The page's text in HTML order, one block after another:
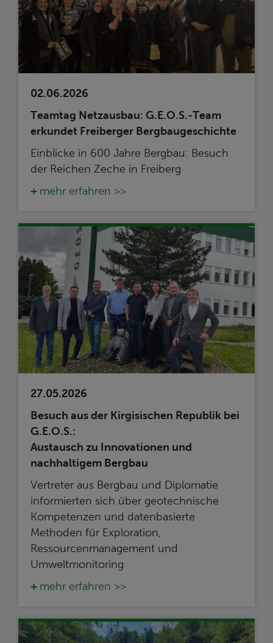
02.06.2026
Teamtag Netzausbau: G.E.O.S.-Team
erkundet Freiberger Bergbaugeschichte
Einblicke in 600 Jahre Bergbau: Besuch
der Reichen Zeche in Freiberg
mehr erfahren >>
27.05.2026
Besuch aus der Kirgisischen Republik bei
G.E.O.S.:
Austausch zu Innovationen und
nachhaltigem Bergbau
Vertreter aus Bergbau und Diplomatie
informierten sich über geotechnische
Kompetenzen und datenbasierte
Methoden für Exploration,
Ressourcenmanagement und
Umweltmonitoring
mehr erfahren >>